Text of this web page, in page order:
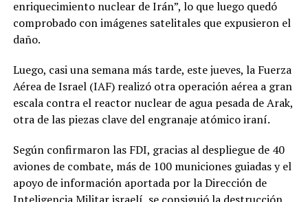
enriquecimiento nuclear de Irán”, lo que luego quedó
comprobado con imágenes satelitales que expusieron el
daño.
Luego, casi una semana más tarde, este jueves, la Fuerza
Aérea de Israel (IAF) realizó otra operación aérea a gran
escala contra el reactor nuclear de agua pesada de Arak,
otra de las piezas clave del engranaje atómico iraní.
Según confirmaron las FDI, gracias al despliegue de 40
aviones de combate, más de 100 municiones guiadas y el
apoyo de información aportada por la Dirección de